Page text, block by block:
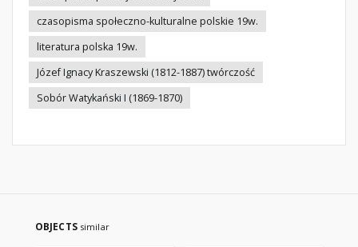
czasopisma społeczno-kulturalne polskie 19w.
literatura polska 19w.
Józef Ignacy Kraszewski (1812-1887) twórczość
Sobór Watykański I (1869-1870)
OBJECTS similar